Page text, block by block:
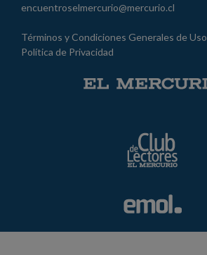
encuentroselmercurio@mercurio.cl
Términos y Condiciones Generales de Uso
Política de Privacidad